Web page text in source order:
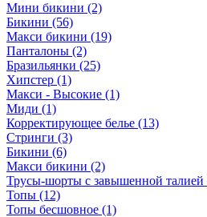
Мини бикини (2)
Бикини (56)
Макси бикини (19)
Панталоны (2)
Бразильянки (25)
Хипстер (1)
Макси - Высокие (1)
Миди (1)
Корректирующее белье (13)
Стринги (3)
Бикини (6)
Макси бикини (2)
Трусы-шорты с завышенной талией
Топы (12)
Топы бесшовное (1)